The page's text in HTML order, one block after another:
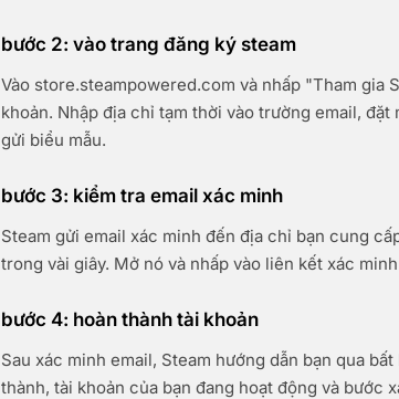
bước 2: vào trang đăng ký steam
Vào store.steampowered.com và nhấp "Tham gia
khoản. Nhập địa chỉ tạm thời vào trường email,
gửi biểu mẫu.
bước 3: kiểm tra email xác minh
Steam gửi email xác minh đến địa chỉ bạn cung
trong vài giây. Mở nó và nhấp vào liên kết xác
bước 4: hoàn thành tài khoản
Sau xác minh email, Steam hướng dẫn bạn qua
thành, tài khoản của bạn đang hoạt động và bước